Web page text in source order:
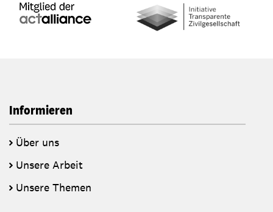
Informieren
Über uns
Unsere Arbeit
Unsere Themen